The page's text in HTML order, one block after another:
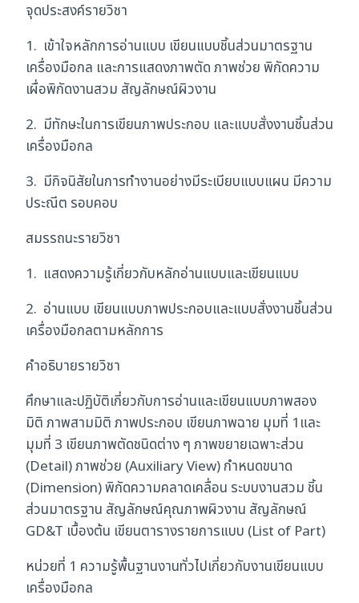
รหัส
วิชา
20102-
2001
ชิ้น
จุดประสงค์รายวิชา
1. เข้าใจหลักการอ่านแบบ เขียนแบบชิ้นส่วนมาตรฐาน
เครื่องมือกล และการแสดงภาพตัด ภาพช่วย พิกัดความ
เผื่อพิกัดงานสวม สัญลักษณ์ผิวงาน
2. มีทักษะในการเขียนภาพประกอบ และแบบสั่งงานชิ้นส่วน
เครื่องมือกล
3. มีกิจนิสัยในการทำงานอย่างมีระเบียบแบบแผน มีความ
ประณีต รอบคอบ
สมรรถนะรายวิชา
1. แสดงความรู้เกี่ยวกับหลักอ่านแบบและเขียนแบบ
2. อ่านแบบ เขียนแบบภาพประกอบและแบบสั่งงานชิ้นส่วน
เครื่องมือกลตามหลักการ
คำอธิบายรายวิชา
ศึกษาและปฏิบัติเกี่ยวกับการอ่านและเขียนแบบภาพสอง
มิติ ภาพสามมิติ ภาพประกอบ เขียนภาพฉาย มุมที่ 1และ
มุมที่ 3 เขียนภาพตัดชนิดต่าง ๆ ภาพขยายเฉพาะส่วน
(Detail) ภาพช่วย (Auxiliary View) กำหนดขนาด
(Dimension) พิกัดความคลาดเคลื่อน ระบบงานสวม ชิ้น
ส่วนมาตรฐาน สัญลักษณ์คุณภาพผิวงาน สัญลักษณ์
GD&T เบื้องต้น เขียนตารางรายการแบบ (List of Part)
หน่วยที่ 1 ความรู้พื้นฐานงานทั่วไปเกี่ยวกับงานเขียนแบบ
เครื่องมือกล